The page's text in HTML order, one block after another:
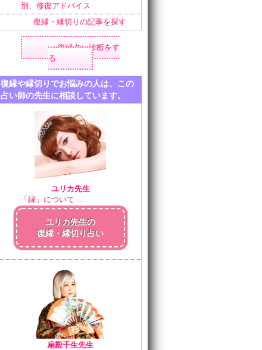
別、修復アドバイス
復縁・縁切りの記事を探す
復縁占い診断をす
る
復縁や縁切りでお悩みの人は、この
占い師の先生に相談しています。
ユリカ先生
「縁」について…
ユリカ先生の
復縁・縁切り占い
扇殿千生先生